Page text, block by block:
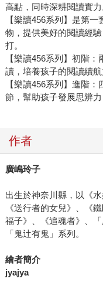
高點，同時深耕閱讀實力
【樂讀456系列】是第
物，提供美好的閱讀經
打。
【樂讀456系列】初階
讀，培養孩子的閱讀續航
【樂讀456系列】進階
節，幫助孩子發展思辨力
作者
廣嶋玲子
出生於神奈川縣，以《
《送行者的女兒》、《
福子》、《追魂者》、
「鬼辻有鬼」系列。
繪者簡介
jyajya